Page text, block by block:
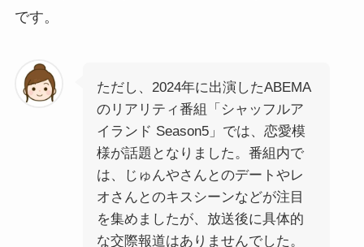
です。
ただし、2024年に出演したABEMA
のリアリティ番組「シャッフルア
イランド Season5」では、恋愛模
様が話題となりました。番組内で
は、じゅんやさんとのデートやレ
オさんとのキスシーンなどが注目
を集めましたが、放送後に具体的
な交際報道はありませんでした。